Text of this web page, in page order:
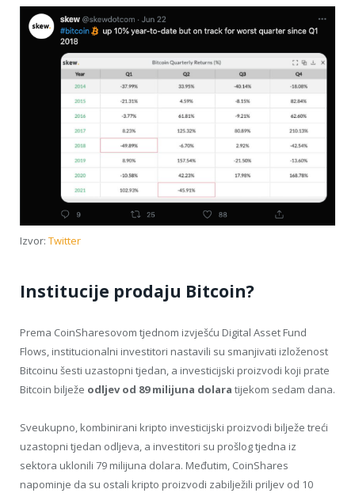
Izvor: Twitter
Institucije prodaju Bitcoin?
Prema CoinSharesovom tjednom izvješću Digital Asset Fund
Flows, institucionalni investitori nastavili su smanjivati izloženost
Bitcoinu šesti uzastopni tjedan, a investicijski proizvodi koji prate
Bitcoin bilježe odljev od 89 milijuna dolara tijekom sedam dana.
Sveukupno, kombinirani kripto investicijski proizvodi bilježe treći
uzastopni tjedan odljeva, a investitori su prošlog tjedna iz
sektora uklonili 79 milijuna dolara. Međutim, CoinShares
napominje da su ostali kripto proizvodi zabilježili priljev od 10